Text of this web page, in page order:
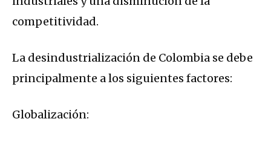
competitividad.
La desindustrialización de Colombia se debe
principalmente a los siguientes factores:
Globalización: